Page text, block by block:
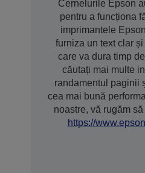
Cernelurile Epson
pentru a funcționa
imprimantele
furniza un text clar
care va dura timp
căutați mai multe
randamentul paginii
cea mai bună
noastre, vă rugăm
https://